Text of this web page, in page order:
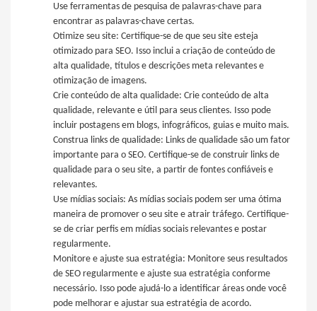
Use ferramentas de pesquisa de palavras-chave para
encontrar as palavras-chave certas.
Otimize seu site: Certifique-se de que seu site esteja
otimizado para SEO. Isso inclui a criação de conteúdo de
alta qualidade, títulos e descrições meta relevantes e
otimização de imagens.
Crie conteúdo de alta qualidade: Crie conteúdo de alta
qualidade, relevante e útil para seus clientes. Isso pode
incluir postagens em blogs, infográficos, guias e muito mais.
Construa links de qualidade: Links de qualidade são um fator
importante para o SEO. Certifique-se de construir links de
qualidade para o seu site, a partir de fontes confiáveis e
relevantes.
Use mídias sociais: As mídias sociais podem ser uma ótima
maneira de promover o seu site e atrair tráfego. Certifique-
se de criar perfis em mídias sociais relevantes e postar
regularmente.
Monitore e ajuste sua estratégia: Monitore seus resultados
de SEO regularmente e ajuste sua estratégia conforme
necessário. Isso pode ajudá-lo a identificar áreas onde você
pode melhorar e ajustar sua estratégia de acordo.